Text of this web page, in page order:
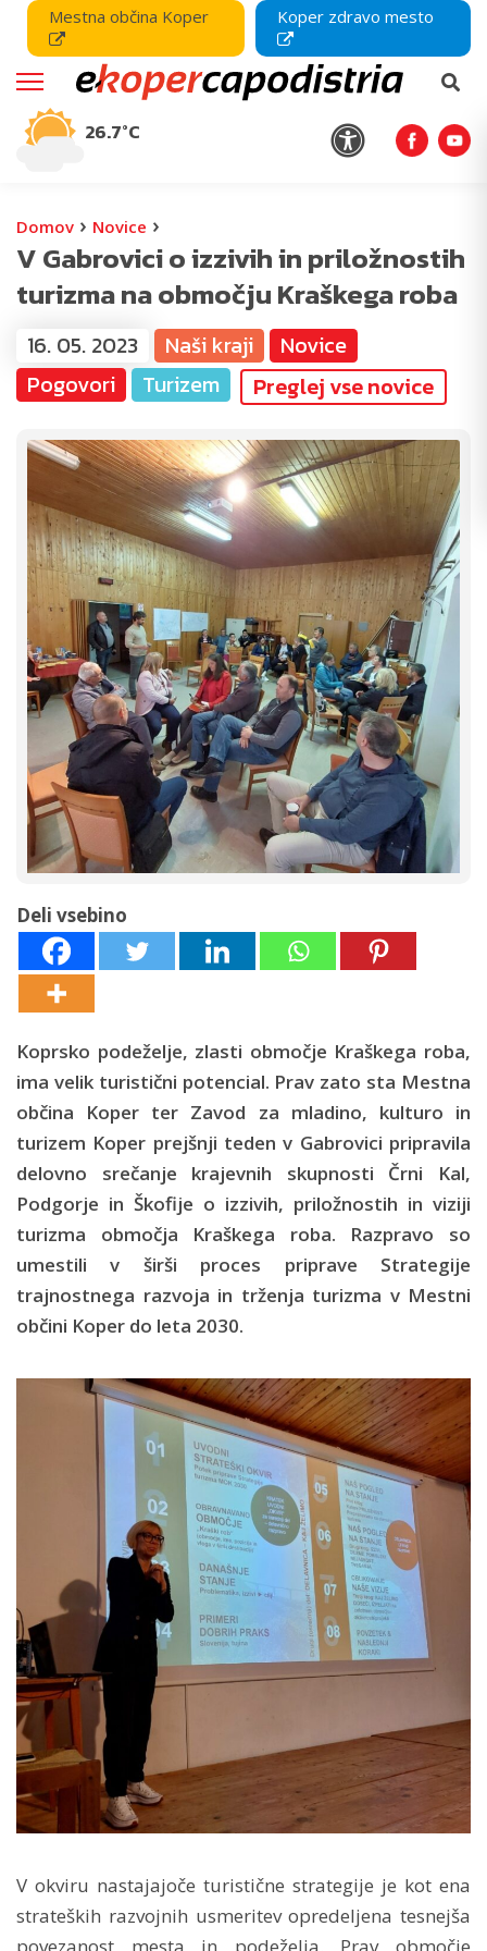
Mestna občina Koper Koper zdravo mesto
26.7°C
Domov › Novice ›
V Gabrovici o izzivih in priložnostih
turizma na območju Kraškega roba
16. 05. 2023 Naši kraji
Novice
Pogovori
Turizem Preglej vse novice
Deli vsebino
Koprsko podeželje, zlasti območje Kraškega roba,
ima velik turistični potencial. Prav zato sta Mestna
občina Koper ter Zavod za mladino, kulturo in
turizem Koper prejšnji teden v Gabrovici pripravila
delovno srečanje krajevnih skupnosti Črni Kal,
Podgorje in Škofije o izzivih, priložnostih in viziji
turizma območja Kraškega roba. Razpravo so
umestili v širši proces priprave Strategije
trajnostnega razvoja in trženja turizma v Mestni
občini Koper do leta 2030.
V okviru nastajajoče turistične strategije je kot ena
strateških razvojnih usmeritev opredeljena tesnejša